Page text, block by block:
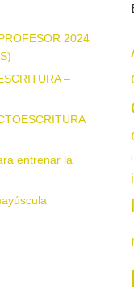
2024
–
entrenar la